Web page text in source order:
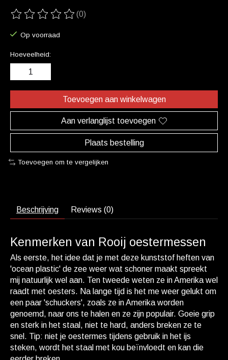
De beoordeling van dit product is
(0)
Op voorraad
Hoeveelheid:
Toevoegen aan winkelwagen
Aan verlanglijst toevoegen
Plaats bestelling
Toevoegen om te vergelijken
Beschrijving Reviews (0)
Kenmerken van Rooij oestermessen
Als eerste, het idee dat je met deze kunststof heften van
'ocean plastic' de zee weer wat schoner maakt spreekt
mij natuurlijk wel aan. Ten tweede weten ze in Amerika wel
raadt met oesters. Na lange tijd is het me weer gelukt om
een paar 'schuckers', zoals ze in Amerika worden
genoemd, naar ons te halen en ze zijn populair. Goeie grip
en sterk in het staal, niet te hard, anders breken ze te
snel. Tip: niet je oestermes tijdens gebruik in het ijs
steken, wordt het staal met kou beïnvloedt en kan die